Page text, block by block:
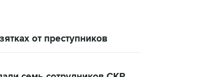
от преступников